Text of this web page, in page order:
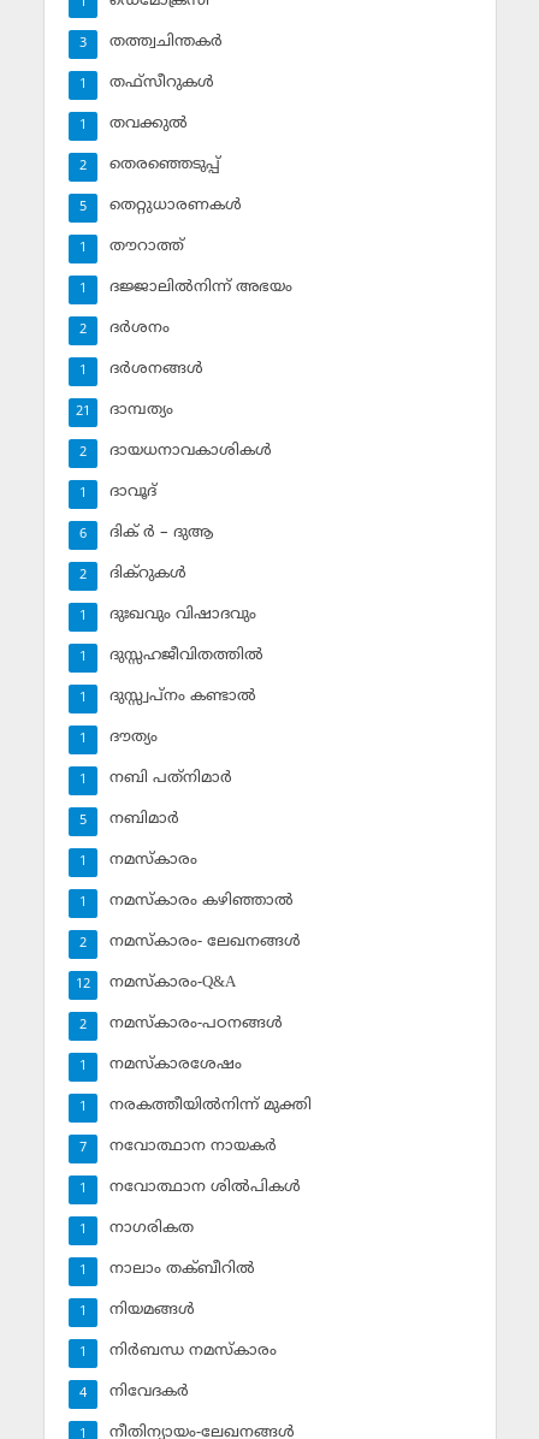
തത്ത്വചിന്തകര്‍
3
തഫ്‌സീറുകള്‍
1
തവക്കുല്‍
1
തെരഞ്ഞെടുപ്പ്
2
തെറ്റുധാരണകള്‍
5
തൗറാത്ത്
1
ദജ്ജാലില്‍നിന്ന് അഭയം
1
ദര്‍ശനം
2
ദര്‍ശനങ്ങള്‍
1
ദാമ്പത്യം
21
ദായധനാവകാശികള്‍
2
ദാവൂദ്‌
1
ദിക് ര്‍ – ദുആ
6
ദിക്‌റുകള്‍
2
ദുഃഖവും വിഷാദവും
1
ദുസ്സഹജീവിതത്തില്‍
1
ദുസ്സ്വപ്‌നം കണ്ടാല്‍
1
ദൗത്യം
1
നബി പത്‌നിമാര്‍
1
നബിമാര്‍
5
നമസ്‌കാരം
1
നമസ്‌കാരം കഴിഞ്ഞാല്‍
1
നമസ്‌കാരം- ലേഖനങ്ങള്‍
2
നമസ്‌കാരം-Q&A
12
നമസ്‌കാരം-പഠനങ്ങള്‍
2
നമസ്‌കാരശേഷം
1
നരകത്തീയില്‍നിന്ന് മുക്തി
1
നവോത്ഥാന നായകര്‍
7
നവോത്ഥാന ശില്‍പികള്‍
1
നാഗരികത
1
നാലാം തക്ബീറില്‍
1
നിയമങ്ങള്‍
1
നിര്‍ബന്ധ നമസ്‌കാരം
1
നിവേദകര്‍
4
നീതിന്യായം-ലേഖനങ്ങള്‍
1